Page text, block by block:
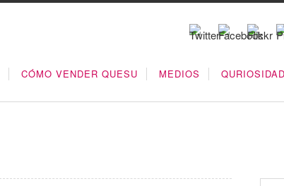
CÓMO VENDER QUESU MEDIOS